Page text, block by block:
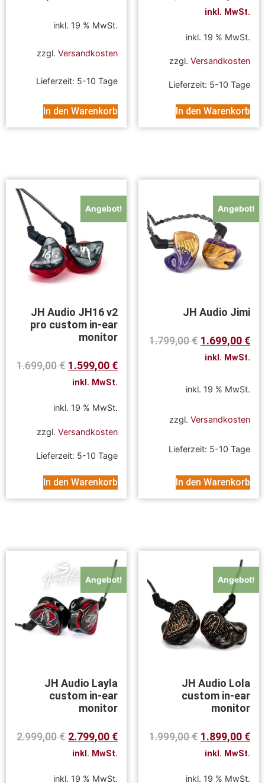
inkl. 19 % MwSt.
zzgl. Versandkosten
Lieferzeit: 5-10 Tage
In den Warenkorb
inkl. MwSt.
inkl. 19 % MwSt.
zzgl. Versandkosten
Lieferzeit: 5-10 Tage
In den Warenkorb
Angebot!
JH Audio JH16 v2
pro custom in-ear
monitor
1.699,00€ 1.599,00 €
inkl. MwSt.
inkl. 19 % MwSt.
zzgl. Versandkosten
Lieferzeit: 5-10 Tage
In den Warenkorb
Angebot!
JH Audio Jimi
1.799,00€ 1.699,00 €
inkl. MwSt.
inkl. 19 % MwSt.
zzgl. Versandkosten
Lieferzeit: 5-10 Tage
In den Warenkorb
Angebot!
JH Audio Layla
custom in-ear
monitor
2.999,00€ 2.799,00 €
inkl. MwSt.
inkl. 19 % MwSt.
Angebot!
JH Audio Lola
custom in-ear
monitor
1.999,00€ 1.899,00 €
inkl. MwSt.
inkl. 19 % MwSt.